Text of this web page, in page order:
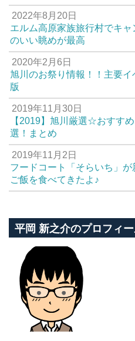
2022年8月20日
エルム高原家族旅行村でキ
のいい眺めが最高
2020年2月6日
旭川のお祭り情報！！主要
版
2019年11月30日
【2019】旭川厳選☆おすす
選！まとめ
2019年11月2日
フードコート「そらいち」
ご飯を食べてきたよ♪
平岡 新之介のプロフィ